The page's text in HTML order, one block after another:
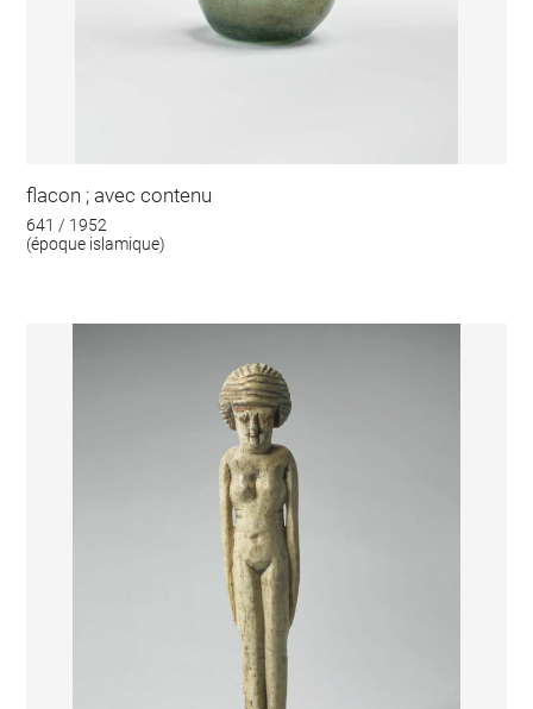
flacon ; avec contenu
641 / 1952
(époque islamique)